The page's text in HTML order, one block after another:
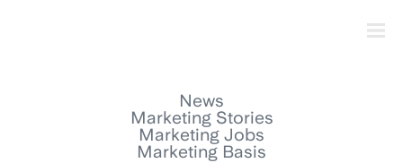
News
Marketing Stories
Marketing Jobs
Marketing Basis